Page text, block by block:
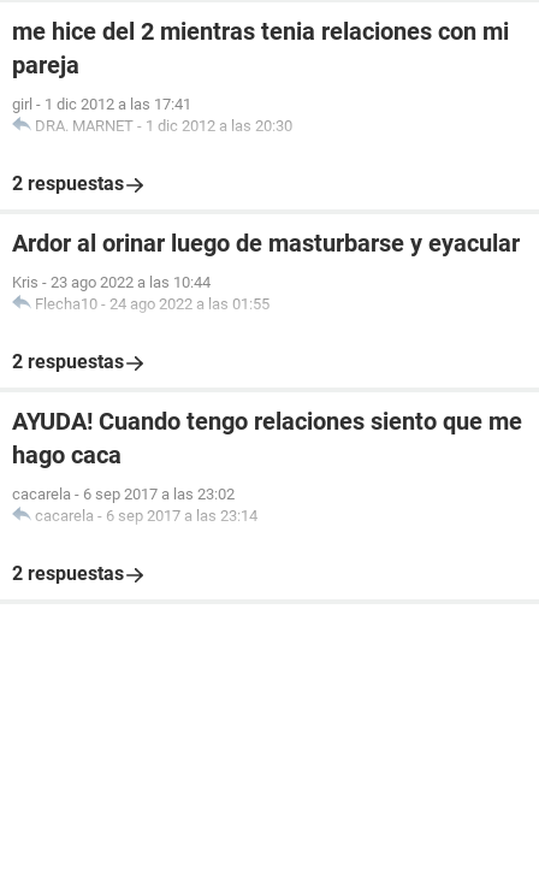
me hice del 2 mientras tenia relaciones con mi
pareja
girl - 1 dic 2012 a las 17:41
DRA. MARNET - 1 dic 2012 a las 20:30
2 respuestas
Ardor al orinar luego de masturbarse y eyacular
Kris - 23 ago 2022 a las 10:44
Flecha10 - 24 ago 2022 a las 01:55
2 respuestas
AYUDA! Cuando tengo relaciones siento que me
hago caca
cacarela - 6 sep 2017 a las 23:02
cacarela - 6 sep 2017 a las 23:14
2 respuestas